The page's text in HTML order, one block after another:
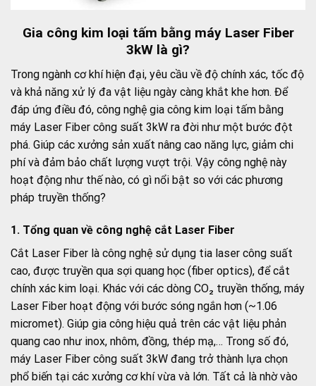
Gia công kim loại tấm bằng máy Laser Fiber
3kW là gì?
Trong ngành cơ khí hiện đại, yêu cầu về độ chính xác, tốc độ
và khả năng xử lý đa vật liệu ngày càng khắt khe hơn. Để
đáp ứng điều đó, công nghệ gia công kim loại tấm bằng
máy Laser Fiber công suất 3kW ra đời như một bước đột
phá. Giúp các xưởng sản xuất nâng cao năng lực, giảm chi
phí và đảm bảo chất lượng vượt trội. Vậy công nghệ này
hoạt động như thế nào, có gì nổi bật so với các phương
pháp truyền thống?
1. Tổng quan về công nghệ cắt Laser Fiber
Cắt Laser Fiber là công nghệ sử dụng tia laser công suất
cao, được truyền qua sợi quang học (fiber optics), để cắt
chính xác kim loại. Khác với các dòng CO₂ truyền thống, máy
Laser Fiber hoạt động với bước sóng ngắn hơn (~1.06
micromet). Giúp gia công hiệu quả trên các vật liệu phản
quang cao như inox, nhôm, đồng, thép mạ,… Trong số đó,
máy Laser Fiber công suất 3kW đang trở thành lựa chọn
phổ biến tại các xưởng cơ khí vừa và lớn. Tất cả là nhờ vào